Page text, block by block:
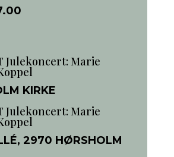
Julekoncert: Marie
KIRKE
Julekoncert: Marie
2970 HØRSHOLM